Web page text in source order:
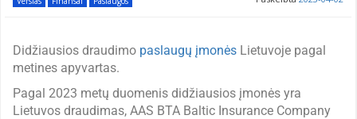
Didžiausios draudimo paslaugų įmonės Lietuvoje pagal
metines apyvartas.
Pagal 2023 metų duomenis didžiausios įmonės yra
Lietuvos draudimas, AAS BTA Baltic Insurance Company